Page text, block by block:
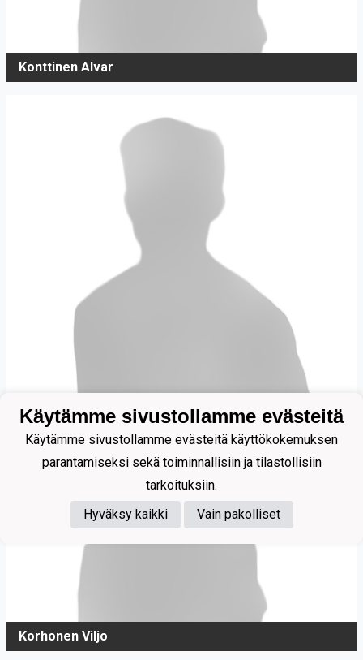
Konttinen Alvar
Korhonen Viljo
Käytämme sivustollamme evästeitä
Käytämme sivustollamme evästeitä käyttökokemuksen
parantamiseksi sekä toiminnallisiin ja tilastollisiin
tarkoituksiin.
Hyväksy kaikki
Vain pakolliset